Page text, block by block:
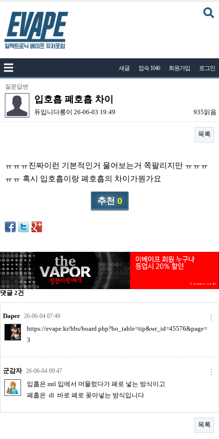
공지사항
나눔이벤트
자유게시판
질문답변
액상
레시피계산기
툴즈킷
업체
업체게시판
모더게시판
제휴업체
판매
구매
새글 접속 1046 회원가입 로그인
질문답변
입호흡 폐호흡 차이
듀입니다롱이 26-06-03 19:49 935읽음
목록
ㅠㅠㅠ진짜이런 기본적인거 물어보는거 쪽팔리지만 ㅠㅠㅠ
ㅠㅠ 혹시 입호흡이랑 폐호흡의 차이가뭔가요
추천 0
댓글 2건
Daper 26-06-04 07:49
https://evape.kr/bbs/board.php?bo_table=tip&wr_id=45576&page=
3
군감자 26-06-04 09:47
입홉은 mtl 입에서 머물렀다가 폐로 넣는 방식이고
폐홉은 dl 바로 폐로 꽂아넣는 방식입니다
목록